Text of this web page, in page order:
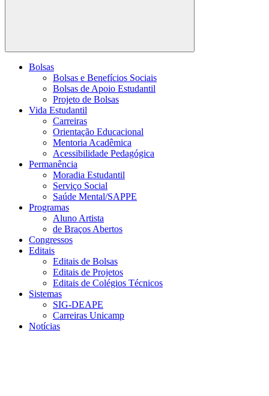
Buscar
Bolsas
Bolsas e Benefícios Sociais
Bolsas de Apoio Estudantil
Projeto de Bolsas
Vida Estudantil
Carreiras
Orientação Educacional
Mentoria Acadêmica
Acessibilidade Pedagógica
Permanência
Moradia Estudantil
Serviço Social
Saúde Mental/SAPPE
Programas
Aluno Artista
de Braços Abertos
Congressos
Editais
Editais de Bolsas
Editais de Projetos
Editais de Colégios Técnicos
Sistemas
SIG-DEAPE
Carreiras Unicamp
Notícias